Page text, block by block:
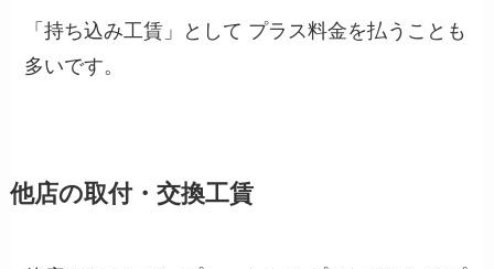
「持ち込み工賃」として プラス料金を払うことも
多いです。
他店の取付・交換工賃